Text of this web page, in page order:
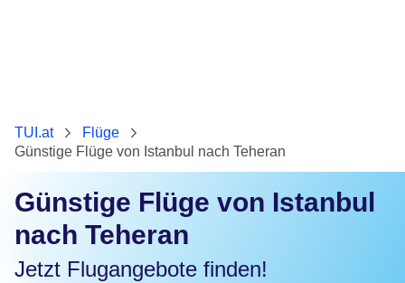
TUI.at
Flüge
Günstige Flüge von Istanbul nach Teheran
Günstige Flüge von Istanbul
nach Teheran
Jetzt Flugangebote finden!